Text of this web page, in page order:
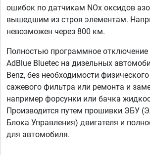
ошибок по датчикам NOx оксидов
вышедшим из строя элементам.
невозможен через 800 км.
Полностью программное отключение
AdBlue Bluetec на дизельных
Benz, без необходимости
сажевого фильтра или ремонта и
например форсунки или бачка
Производится путем прошивки ЭБУ
Блока Управления) двигателя и
для автомобиля.